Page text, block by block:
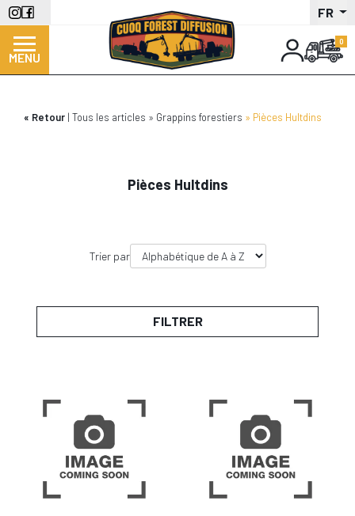
Aller
au
contenu
principal
FR
MENU
Retour Tous les articles Grappins forestiers Pièces Hultdins
Pièces Hultdins
Trier par
FILTRER